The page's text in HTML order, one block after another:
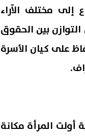
إلى مختلف الآراء
بين الحقوق
على كيان الأسرة
أولت المرأة مكانة